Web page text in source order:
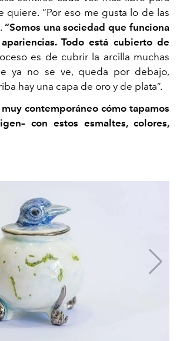
quiere. “Por eso me gusta lo de las
“Somos una sociedad que funciona
Todo está cubierto de
es de cubrir la arcilla muchas
ya no se ve, queda por debajo,
hay una capa de oro y de plata”.
muy contemporáneo cómo tapamos
con estos esmaltes, colores,